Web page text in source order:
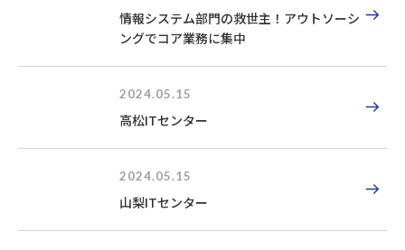
情報システム部門の救世主！アウトソーシ
ングでコア業務に集中
2024.05.15
高松ITセンター
2024.05.15
山梨ITセンター